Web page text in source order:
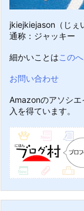
jkiejkiejason（じぇ
通称：ジャッキー
細かいことはこの
お問い合わせ
Amazonのアソシエ
入を得ています。